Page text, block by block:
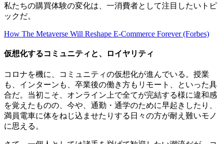
私たちの購買体験の変化は、一消費者として注目したいトピ
ックだ。
How The Metaverse Will Reshape E-Commerce Forever (Forbes)
仮想化するコミュニティと、ロイヤリティ
コロナを機に、コミュニティの仮想化が進んでいる。授業
も、インターンも、卒業後の働き方もリモート、といった具
合だ。当初こそ、オンライン上で全てが完結する様に違和感
を覚えたものの、今や、通勤・通学のために早起きしたり、
満員電車に体をねじ込ませたりする日々の方が耐え難いモノ
に思える。